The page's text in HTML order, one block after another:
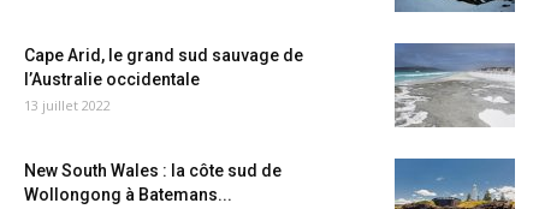
Cape Arid, le grand sud sauvage de
l’Australie occidentale
13 juillet 2022
New South Wales : la côte sud de
Wollongong à Batemans...